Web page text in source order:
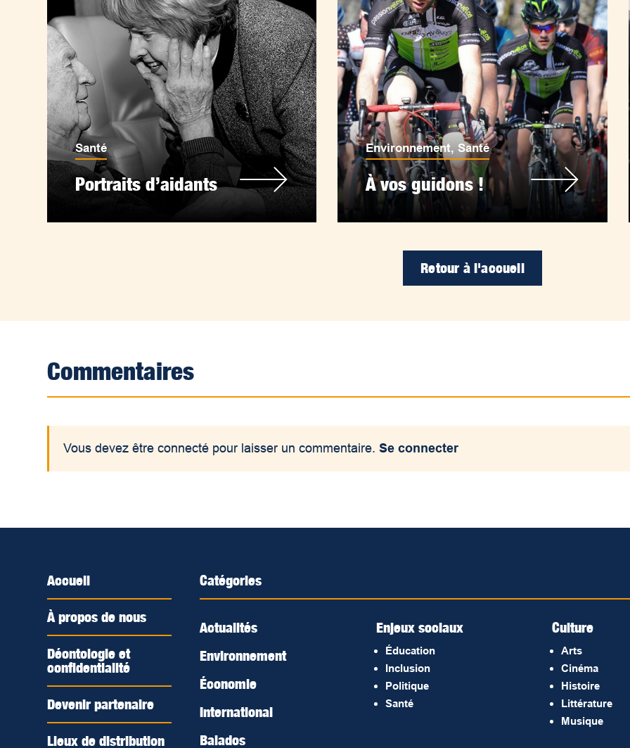
Santé
Portraits d’aidants
Environnement,Santé
À vos guidons !
Retour à l'accueil
Commentaires
Vous devez être connecté pour laisser un commentaire.Se connecter
Accueil
À propos de nous
Déontologie et
confidentialité
Devenir partenaire
Lieux de distribution
Catégories
Actualités
Environnement
Économie
International
Balados
Enjeux sociaux
Éducation
Inclusion
Politique
Santé
Culture
Arts
Cinéma
Histoire
Littérature
Musique